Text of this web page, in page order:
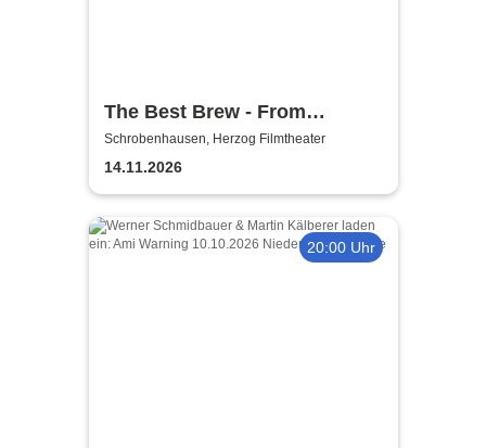
The Best Brew - From
Montgomery to Atlantic City
Schrobenhausen, Herzog Filmtheater
14.11.2026
20:00 Uhr